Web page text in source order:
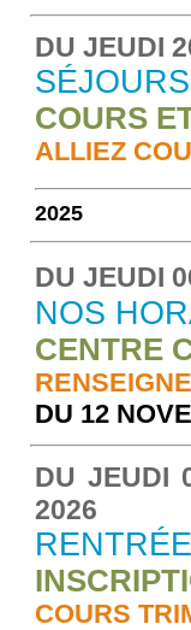
DU JEUDI
COURS
ALLIEZ
2025
DU JEUDI
NOS
CENTRE
DU 12
DU JEUDI
2026
COURS